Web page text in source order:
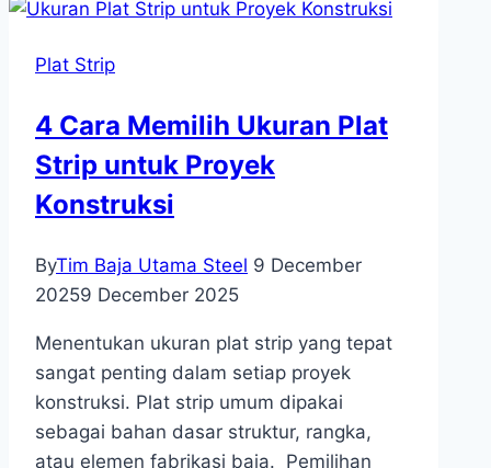
Plat Strip
4 Cara Memilih Ukuran Plat
Strip untuk Proyek
Konstruksi
ByTim Baja Utama Steel 9 December
20259 December 2025
Menentukan ukuran plat strip yang tepat
sangat penting dalam setiap proyek
konstruksi. Plat strip umum dipakai
sebagai bahan dasar struktur, rangka,
atau elemen fabrikasi baja. Pemilihan